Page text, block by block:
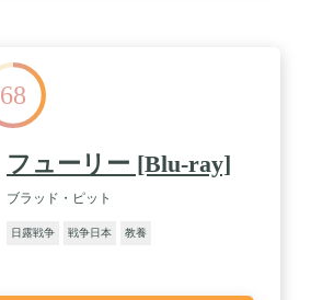
68
フューリー [Blu-ray]
ブラッド・ピット
日露戦争 戦争日本 教養